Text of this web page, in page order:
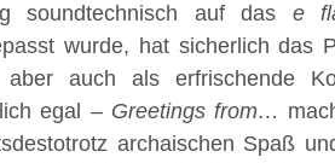
soundtechnisch auf das e
wurde, hat sicherlich das
auch als erfrischende
egal – Greetings from…
archaischen Spaß